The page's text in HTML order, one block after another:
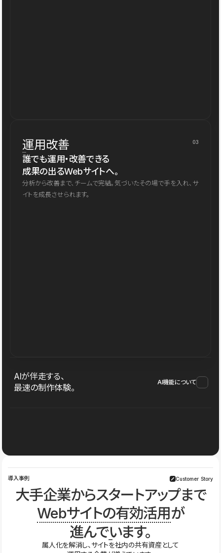
運用改善 03
誰でも運用・改善できる
成果の出るWebサイトへ。
分析から改善まで、チームで完結。気づいたその場で手を入れ、サ
イトを成長させられます。
AIが伴走する、
最速の制作体験。
AI機能について
導入事例 Customer Story
大手企業からスタートアップまで
Webサイトの有効活用が
進んでいます。
属人化を解消し、サイトを社内の共有資産として